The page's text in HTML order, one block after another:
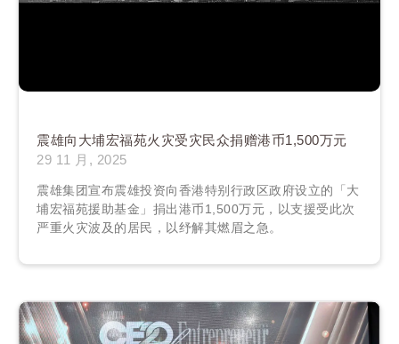
震雄向大埔宏福苑火灾受灾民众捐赠港币1,500万元
29 11 月, 2025
震雄集团宣布震雄投资向香港特别行政区政府设立的「大
埔宏福苑援助基金」捐出港币1,500万元，以支援受此次
严重火灾波及的居民，以纾解其燃眉之急。